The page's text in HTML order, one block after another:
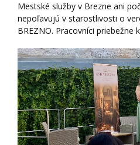
Mestské služby v Brezne ani
nepoľavujú v starostlivosti o
BREZNO. Pracovníci priebežne